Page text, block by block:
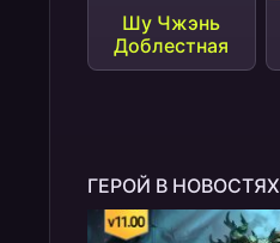
Шу Чжэнь
Доблестная
ГЕРОЙ В НОВОСТЯХ